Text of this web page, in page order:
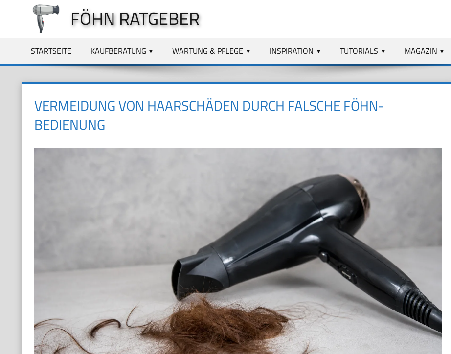
springen
FÖHN RATGEBER
STARTSEITE KAUFBERATUNG WARTUNG & PFLEGE INSPIRATION TUTORIALS MAGAZIN
VERMEIDUNG VON HAARSCHÄDEN DURCH FALSCHE FÖHN-
BEDIENUNG